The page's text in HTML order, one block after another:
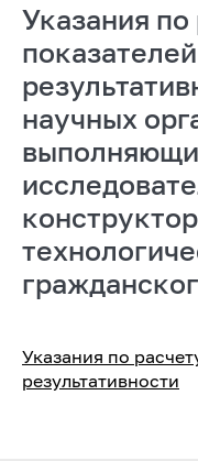
Указания по
научных
Указания по
результативности